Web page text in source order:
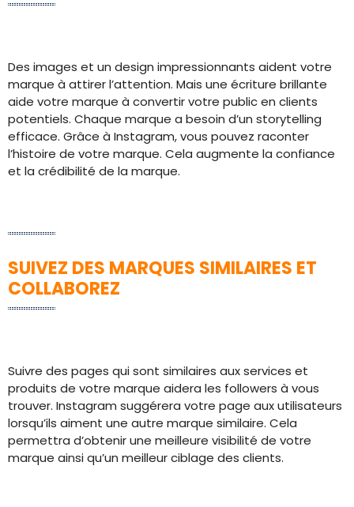
Des images et un design impressionnants aident votre
marque à attirer l’attention. Mais une écriture brillante
aide votre marque à convertir votre public en clients
potentiels. Chaque marque a besoin d’un storytelling
efficace. Grâce à Instagram, vous pouvez raconter
l’histoire de votre marque. Cela augmente la confiance
et la crédibilité de la marque.
SUIVEZ DES MARQUES SIMILAIRES ET
COLLABOREZ
Suivre des pages qui sont similaires aux services et
produits de votre marque aidera les followers à vous
trouver. Instagram suggérera votre page aux utilisateurs
lorsqu’ils aiment une autre marque similaire. Cela
permettra d’obtenir une meilleure visibilité de votre
marque ainsi qu’un meilleur ciblage des clients.